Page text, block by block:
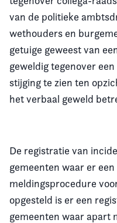
van de politieke
wethouders en
getuige geweest van
geweldig tegenover
stijging te zien ten
het verbaal geweld
De registratie van
gemeenten waar er
meldingsprocedure
opgesteld is er een
gemeenten waar apart